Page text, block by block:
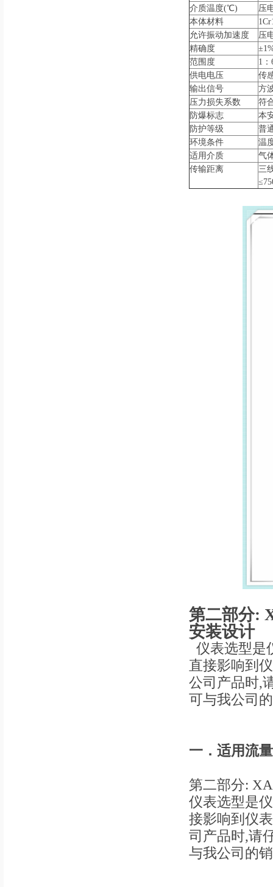
介质温度(℃)
压
本体材料
允许振动加速度
压
精确度
范围度
1：
供电电压
传
输出信号
方
压力损失系数
符
防爆标志
本
防护等级
普
环境条件
温
适用介质
气
传输距离
三
第二部分:
安装设计
仪表选型是
直接影响到
公司产品时,
可与我公司
一． 适用流
第二部分:
仪表选型是
接影响到仪
司产品时,请
与我公司的